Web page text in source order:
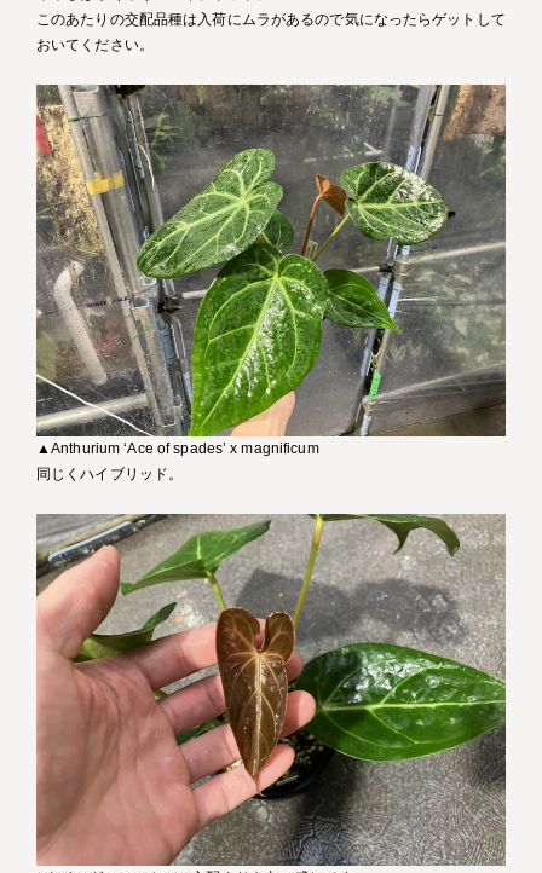
このあたりの交配品種は入荷にムラがあるので気になったらゲットして
おいてください。
▲Anthurium ‘Ace of spades’ x magnificum
同じくハイブリッド。